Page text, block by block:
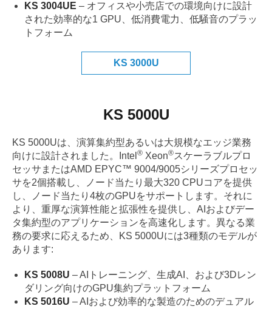
KS 3004UE – オフィスや小売店での環境向けに設計
された効率的な1 GPU、低消費電力、低騒音のプラッ
トフォーム
KS 3000U
KS 5000U
KS 5000Uは、演算集約型あるいは大規模なエッジ業務
向けに設計されました。Intel ® Xeon®スケーラブルプロ
セッサまたはAMD EPYC™ 9004/9005シリーズプロセッ
サを2個搭載し、ノード当たり最大320 CPUコアを提供
し、ノード当たり4枚のGPUをサポートします。それに
より、重厚な演算性能と拡張性を提供し、AIおよびデー
タ集約型のアプリケーションを高速化します。異なる業
務の要求に応えるため、KS 5000Uには3種類のモデルが
あります:
KS 5008U – AIトレーニング、生成AI、および3Dレン
ダリング向けのGPU集約プラットフォーム
KS 5016U – AIおよび効率的な製造のためのデュアル